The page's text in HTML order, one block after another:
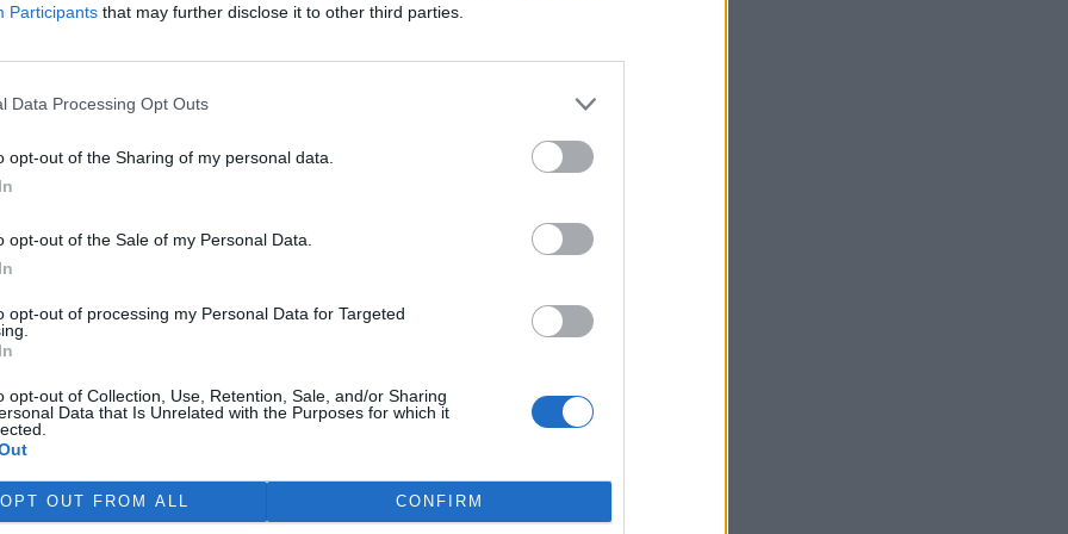
Participants that may further disclose it to other third parties.
Data Processing Opt Outs
opt-out of the Sharing of my personal data.
opt-out of the Sale of my Personal Data.
opt-out of processing my Personal Data for Targeted
opt-out of Collection, Use, Retention, Sale, and/or Sharing
Data that Is Unrelated with the Purposes for which it
OPT OUT FROM ALL CONFIRM
vypadá, jako by ochrana přírody musela čelit
nejen díky mně. To, že existuje i silná protistrana
prostředí poněkud odlišný názor, je realita. Chci věřit,
podporou - bohudík - velké časti rozumných
které se ve sněmovně objevily a které řeší
nějakou společnou ochranu životního prostředí
je nadstranické politikum, a proto se snažíme
i v opozičních stranách, a to s občasnými úspěchy a
jste musel dost kultivovat. Jak kultivovaná je
zužujícím účast veřejnosti v řízeních
poslancůUS-DEUpři ekologických zákonech. K
názory a US-DEU v této otázce zůstává